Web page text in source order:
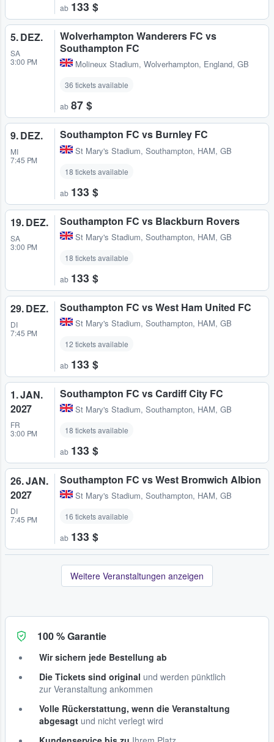
ab 133 $
5. DEZ.
SA
3:00 PM
Wolverhampton Wanderers FC vs
Southampton FC
Molineux Stadium, Wolverhampton, England, GB
36 tickets available
ab 87 $
9. DEZ.
MI
7:45 PM
Southampton FC vs Burnley FC
St Mary's Stadium, Southampton, HAM, GB
18 tickets available
ab 133 $
19. DEZ.
SA
3:00 PM
Southampton FC vs Blackburn Rovers
St Mary's Stadium, Southampton, HAM, GB
18 tickets available
ab 133 $
29. DEZ.
DI
7:45 PM
Southampton FC vs West Ham United FC
St Mary's Stadium, Southampton, HAM, GB
12 tickets available
ab 133 $
1. JAN.
2027
FR
3:00 PM
Southampton FC vs Cardiff City FC
St Mary's Stadium, Southampton, HAM, GB
18 tickets available
ab 133 $
26. JAN.
2027
DI
7:45 PM
Southampton FC vs West Bromwich Albion
St Mary's Stadium, Southampton, HAM, GB
16 tickets available
ab 133 $
Weitere Veranstaltungen anzeigen
100 % Garantie
Wir sichern jede Bestellung ab
Die Tickets sind original und werden pünktlich
zur Veranstaltung ankommen
Volle Rückerstattung, wenn die Veranstaltung
abgesagt und nicht verlegt wird